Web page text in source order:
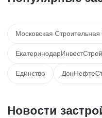
Московская
ЕкатеринодарИнвестСтрой
Единство
Новости